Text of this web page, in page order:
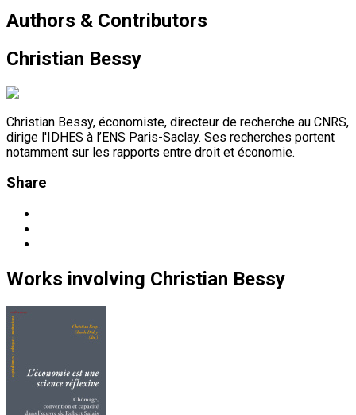
Authors & Contributors
Christian Bessy
Christian Bessy, économiste, directeur de recherche au CNRS,
dirige l'IDHES à l’ENS Paris-Saclay. Ses recherches portent
notamment sur les rapports entre droit et économie.
Share
Works involving Christian Bessy